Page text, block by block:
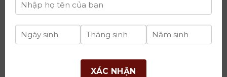
Việt Nam (BIDV)
tư quốc tế Ý-Việt
Tây Hồ, TP Hà Nội
XÁC NHẬN